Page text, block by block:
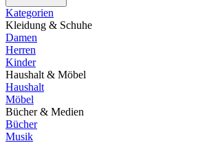
Kategorien
Kleidung & Schuhe
Damen
Herren
Kinder
Haushalt & Möbel
Haushalt
Möbel
Bücher & Medien
Bücher
Musik